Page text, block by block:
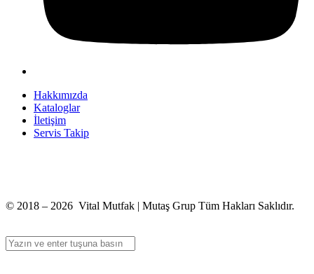
Hakkımızda
Kataloglar
İletişim
Servis Takip
© 2018 – 2026 Vital Mutfak | Mutaş Grup Tüm Hakları Saklıdır.